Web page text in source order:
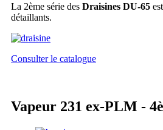
La 2ème série des Draisines DU-65
détaillants.
Consulter le catalogue
Vapeur 231 ex-PLM -